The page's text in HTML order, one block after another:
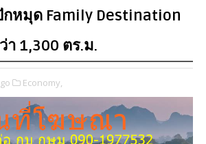
กหมุด Family Destination
1,300 ตร.ม.
Economy,